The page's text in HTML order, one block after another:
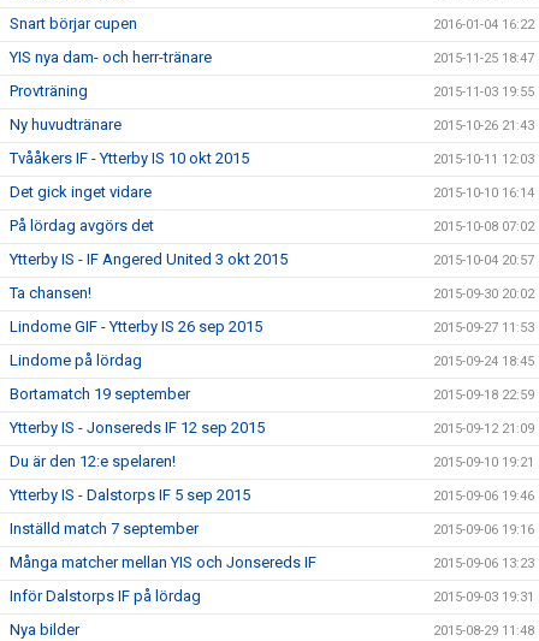
Snart börjar cupen 2016-01-04 16:22
YIS nya dam- och herr-tränare 2015-11-25 18:47
Provträning 2015-11-03 19:55
Ny huvudtränare 2015-10-26 21:43
Tvååkers IF - Ytterby IS 10 okt 2015 2015-10-11 12:03
Det gick inget vidare 2015-10-10 16:14
På lördag avgörs det 2015-10-08 07:02
Ytterby IS - IF Angered United 3 okt 2015 2015-10-04 20:57
Ta chansen! 2015-09-30 20:02
Lindome GIF - Ytterby IS 26 sep 2015 2015-09-27 11:53
Lindome på lördag 2015-09-24 18:45
Bortamatch 19 september 2015-09-18 22:59
Ytterby IS - Jonsereds IF 12 sep 2015 2015-09-12 21:09
Du är den 12:e spelaren! 2015-09-10 19:21
Ytterby IS - Dalstorps IF 5 sep 2015 2015-09-06 19:46
Inställd match 7 september 2015-09-06 19:16
Många matcher mellan YIS och Jonsereds IF 2015-09-06 13:23
Inför Dalstorps IF på lördag 2015-09-03 19:31
Nya bilder 2015-08-29 11:48